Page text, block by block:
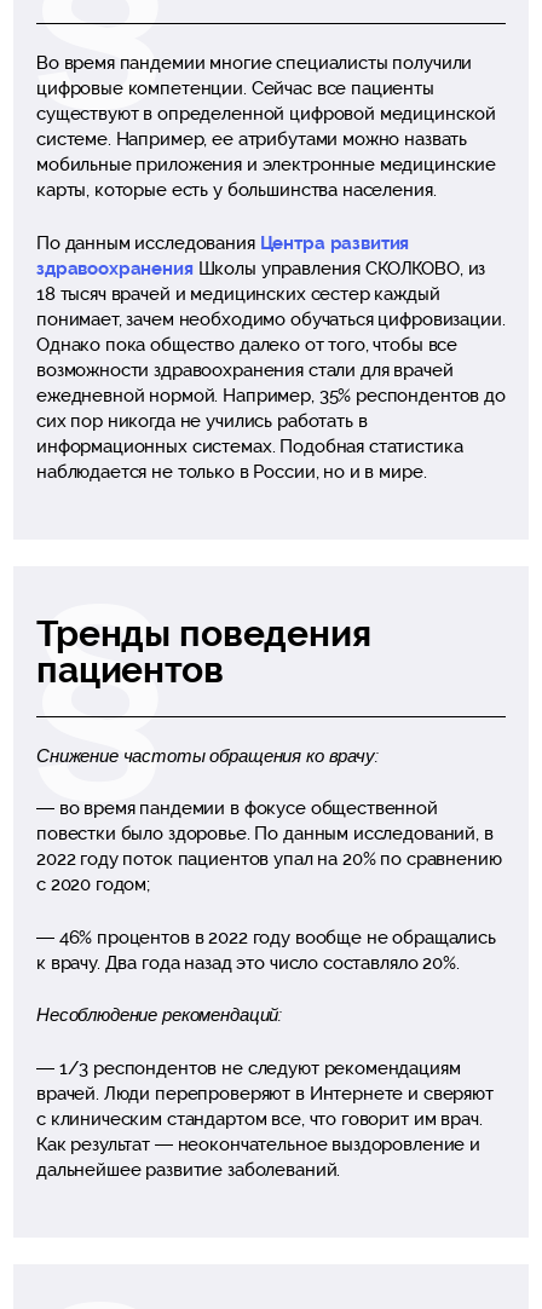
Во время пандемии многие специалисты получили
цифровые компетенции. Сейчас все пациенты
существуют в определенной цифровой медицинской
системе. Например, ее атрибутами можно назвать
мобильные приложения и электронные медицинские
карты, которые есть у большинства населения.
По данным исследования Центра развития
здравоохраненияШколы управления СКОЛКОВО, из
18 тысяч врачей и медицинских сестер каждый
понимает, зачем необходимо обучаться цифровизации.
Однако пока общество далеко от того, чтобы все
возможности здравоохранения стали для врачей
ежедневной нормой. Например, 35% респондентов до
сих пор никогда не учились работать в
информационных системах. Подобная статистика
наблюдается не только в России, но и в мире.
Тренды поведения
пациентов
Снижение частоты обращения ко врачу:
— во время пандемии в фокусе общественной
повестки было здоровье. По данным исследований, в
2022 году поток пациентов упал на 20% по сравнению
с 2020 годом;
— 46% процентов в 2022 году вообще не обращались
к врачу. Два года назад это число составляло 20%.
Несоблюдение рекомендаций:
— 1/3 респондентов не следуют рекомендациям
врачей. Люди перепроверяют в Интернете и сверяют
с клиническим стандартом все, что говорит им врач.
Как результат — неокончательное выздоровление и
дальнейшее развитие заболеваний.